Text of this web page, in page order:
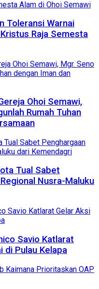
Toleransi Warnai
Raja Semesta
Ohoi Semawi,
Rumah Tuhan
Tual Sabet
Nusra-Maluku
Savio Katlarat
di Pulau Kelapa